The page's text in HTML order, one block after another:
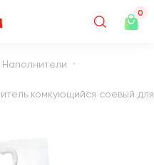
0
Наполнители
комкующийся соевый